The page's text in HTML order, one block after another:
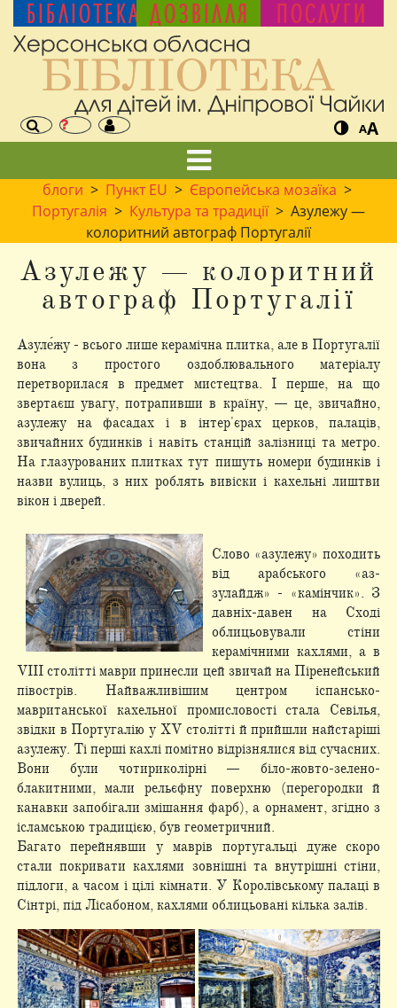
БІБЛІОТЕКА ДОЗВІЛЛЯ ПОСЛУГИ
AA
блоги > Пункт EU > Європейська мозаїка >
Португалія > Культура та традиції > Азулежу —
колоритний автограф Португалії
Азулежу — колоритний
автограф Португалії
Азуле́жу - всього лише керамічна плитка, але в Португалії
вона з простого оздоблювального матеріалу
перетворилася в предмет мистецтва. І перше, на що
звертаєш увагу, потрапивши в країну, — це, звичайно,
азулежу на фасадах і в інтер'єрах церков, палаців,
звичайних будинків і навіть станцій залізниці та метро.
На глазурованих плитках тут пишуть номери будинків і
назви вулиць, з них роблять вивіски і кахельні лиштви
вікон і дверей.
Слово «азулежу» походить
від арабського «аз-
зулайдж» - «камінчик». З
давніх-давен на Сході
облицьовували стіни
керамічними кахлями, а в
VIII столітті маври принесли цей звичай на Піренейський
півострів. Найважливішим центром іспансько-
мавританської кахельної промисловості стала Севілья,
звідки в Португалію у XV столітті й прийшли найстаріші
азулежу. Ті перші кахлі помітно відрізнялися від сучасних.
Вони були чотириколірні — біло-жовто-зелено-
блакитними, мали рельєфну поверхню (перегородки й
канавки запобігали змішання фарб), а орнамент, згідно з
ісламською традицією, був геометричний.
Багато перейнявши у маврів португальці дуже скоро
стали покривати кахлями зовнішні та внутрішні стіни,
підлоги, а часом і цілі кімнати. У Королівському палаці в
Сінтрі, під Лісабоном, кахлями облицьовані кілька залів.